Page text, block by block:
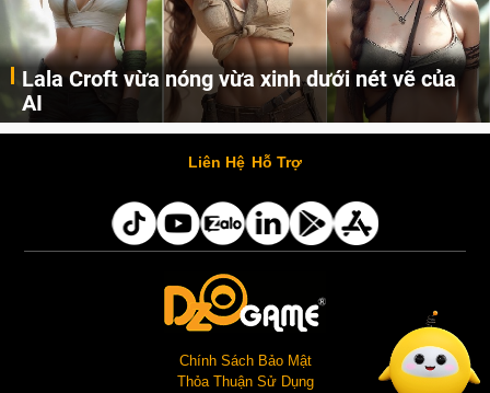
Lala Croft vừa nóng vừa xinh dưới nét vẽ của
AI
Cùng đến với những hình ảnh Lala Croft của Tomb Raider dưới nét vẽ của AI. Một cô nàng xinh đẹp, nóng bỏng nhưng cũng rắn rỏi và mạnh mẽ.
Liên Hệ Hỗ Trợ
Chính Sách Bảo Mật
Thỏa Thuận Sử Dụng